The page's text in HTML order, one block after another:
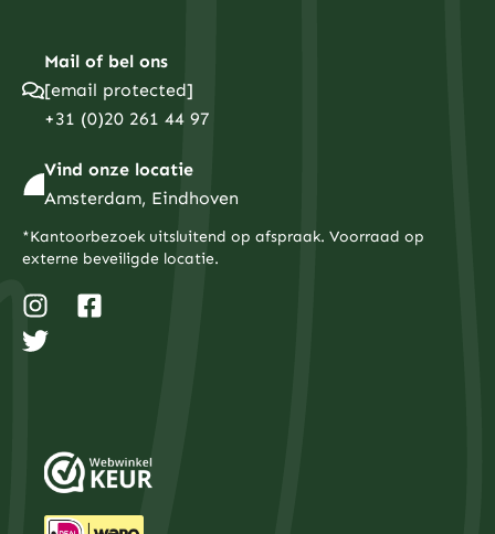
Mail of bel ons
[email protected]
+31 (0)20 261 44 97
Vind onze locatie
Amsterdam, Eindhoven
*Kantoorbezoek uitsluitend op afspraak. Voorraad op
externe beveiligde locatie.
n
s
t
a
m
a
k
-
s
w
i
t